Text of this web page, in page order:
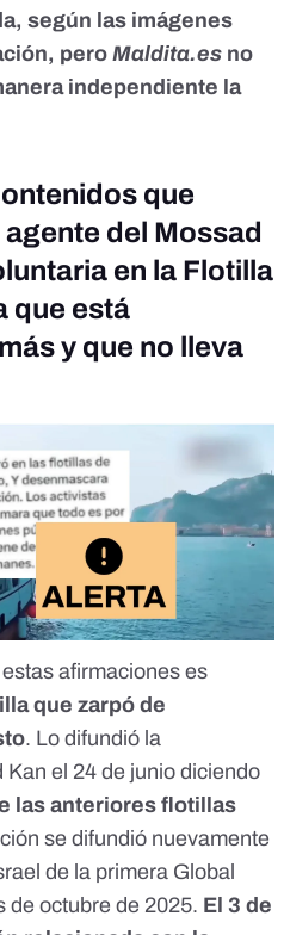
según las imágenes
, pero Maldita.es no
independiente la
que
del Mossad
en la Flotilla
que está
y que no lleva
afirmacioneses
que zarpó de
. Lo difundió la
Kan el 24 de junio diciendo
las anteriores flotillas
se difundió nuevamente
de la primera Global
de octubre de 2025. El 3 de